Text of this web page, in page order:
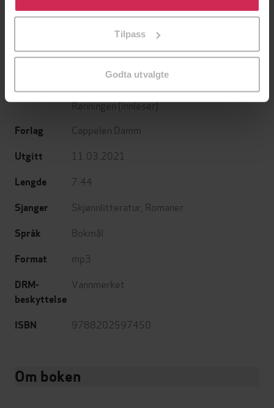
tilpasse ditt samtykke til spesifikke formål ved å klikke
Tilpass
Godta utvalgte
EBOK EBOK
Irène Némirovsky(forfatter),
Jensen(oversetter),Hanna Børseth
Rønningen(innleser)
Forlag Cappelen Damm
Utgitt 11.03.2021
Lengde 7:44
Sjanger Skjønnlitteratur Romaner
Språk Bokmål
Format mp3
DRM-
beskyttelse
Vannmerket
ISBN 9788202597450
Om boken